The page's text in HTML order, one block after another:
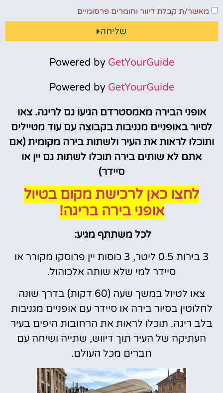
מאשר/ת קבלת דיוור וחומרים פרסומיים
שליחה
Powered by GetYourGuide
Powered by GetYourGuide
אופני הבירה מאמסטרדם הגיעו גם לריגה. צאו
לסיור באופניים מגניבות בקבוצה עם עוד מטיילים
ותוכלו לראות את העיר ולשתות בירה מקומית (אם
אתם לא שותים בירה תוכלו לשתות גם יין או
סיידר)
לחצו כאן לרכישת מקום בטיול
אופני בירה בריגה!
לכל משתתף מגיע:
3 בירות 0.5 ליטר, 3 כוסות יין פרוסקו מקורר או
סיידר למי שלא שותה אלכוהול.
צאו לטיול במשך שעה (60 דקות) בדרך שונה
לחלוטין בסיור בירה או סיידר עם אופניים מגניבות
בלב ריגה. תוכלו לראות את הרחובות היפים בעיר
העתיקה של העיר תוך דיווש, שתייה ושיחה עם
חברים מכל העולם.